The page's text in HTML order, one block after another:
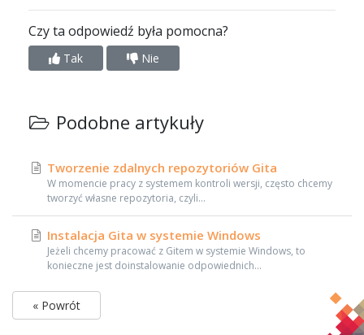
Czy ta odpowiedź była pomocna?
Tak Nie
Podobne artykuły
Tworzenie zdalnych repozytoriów Gita
W momencie pracy z systemem kontroli wersji, często chcemy
tworzyć własne repozytoria, czyli...
Instalacja Gita w systemie Windows
Jeżeli chcemy pracować z Gitem w systemie Windows, to
konieczne jest doinstalowanie odpowiednich...
« Powrót